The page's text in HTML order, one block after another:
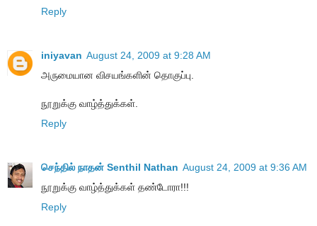
Reply
iniyavan August 24, 2009 at 9:28 AM
அருமையான விசயங்களின் தொகுப்பு.
நூறுக்கு வாழ்த்துக்கள்.
Reply
செந்தில் நாதன் Senthil Nathan August 24, 2009 at 9:36 AM
நூறுக்கு வாழ்த்துக்கள் தண்டோரா!!!
Reply